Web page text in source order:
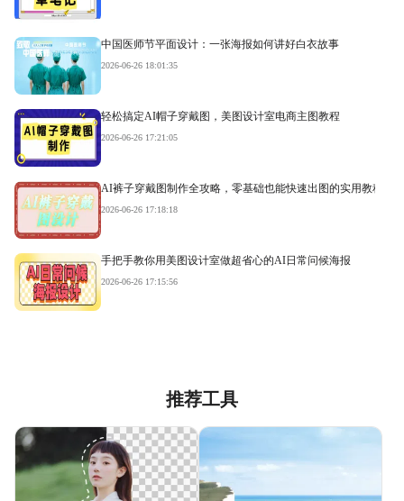
中国医师节平面设计：一张海报如何讲好白衣故事
2026-06-26 18:01:35
轻松搞定AI帽子穿戴图，美图设计室电商主图教程
2026-06-26 17:21:05
AI裤子穿戴图制作全攻略，零基础也能快速出图的实用教程
2026-06-26 17:18:18
手把手教你用美图设计室做超省心的AI日常问候海报
2026-06-26 17:15:56
推荐工具